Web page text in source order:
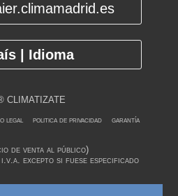
| Idioma
CLIMATIZATE
legal politica de privacidad garantía
de venta al público)
excepto si fuese especificado